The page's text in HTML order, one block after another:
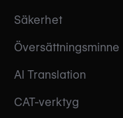
Säkerhet
Översättningsminne
AI Translation
CAT-verktyg